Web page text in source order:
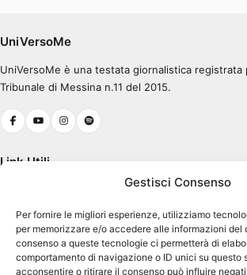
Gestisci Consenso
Per fornire le migliori esperienze, utilizziamo
per memorizzare e/o accedere alle informazioni del
consenso a queste tecnologie ci permetterà di
comportamento di navigazione o ID unici su questo
acconsentire o ritirare il consenso può influire
0:00
UniVersoMe
UniVersoMe è una testata giornalistica registrata
Tribunale di Messina n.11 del 2015.
Link Utili
Cookie Policy (UE)
Terms & Conditions